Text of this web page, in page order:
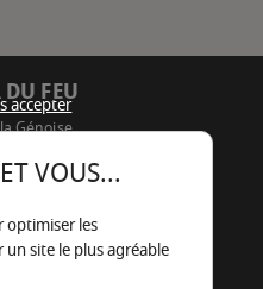
FEU
Génoise
98 09
un e-mail
accepter
VOUS...
optimiser les
site le plus agréable